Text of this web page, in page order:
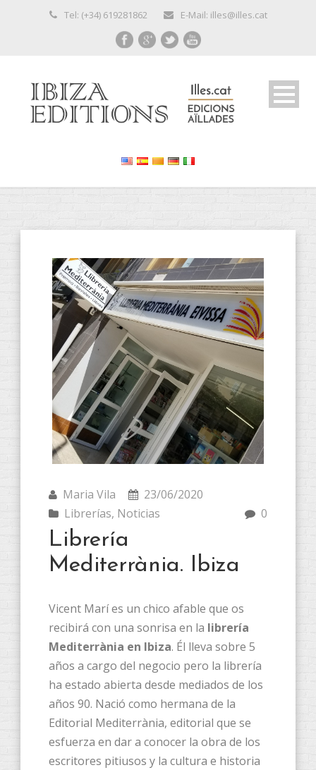
Tel: (+34) 619281862 E-Mail: illes@illes.cat
Maria Vila
23/06/2020
Librerías, Noticias 0
Librería
Mediterrània. Ibiza
Vicent Marí es un chico afable que os
recibirá con una sonrisa en la librería
Mediterrània en Ibiza. Él lleva sobre 5
años a cargo del negocio pero la librería
ha estado abierta desde mediados de los
años 90. Nació como hermana de la
Editorial Mediterrània, editorial que se
esfuerza en dar a conocer la obra de los
escritores pitiusos y la cultura e historia